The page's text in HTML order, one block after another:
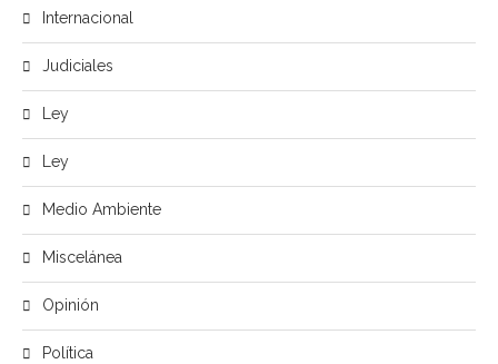
Internacional
Judiciales
Ley
Ley
Medio Ambiente
Miscelánea
Opinión
Política